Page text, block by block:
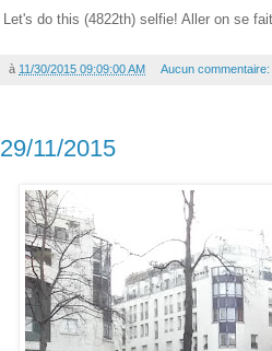
Let's do this (4822th) selfie! Aller on se
à 11/30/2015 09:09:00 AM Aucun commentaire:
29/11/2015